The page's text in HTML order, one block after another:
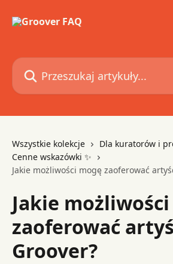
Przeszukaj artykuły...
Wszystkie kolekcje
Dla kuratorów i
Cenne wskazówki ✨
Jakie możliwości mogę zaoferować
Jakie
zaoferować
Groover?